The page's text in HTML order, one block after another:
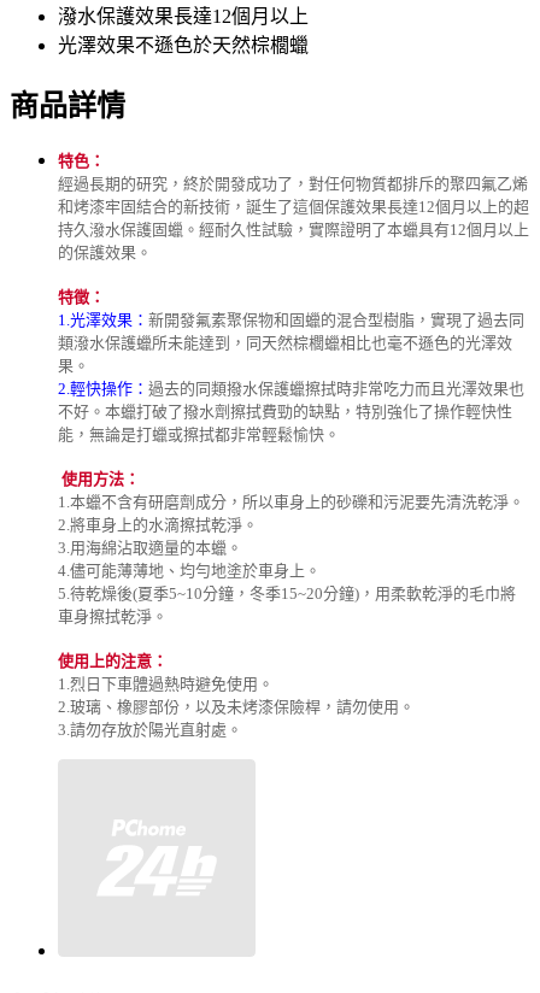
潑水保護效果長達12個月以上
光澤效果不遜色於天然棕櫚蠟
商品詳情
特色：
經過長期的研究，終於開發成功了，對任何物質都排斥的聚四氟乙烯
和烤漆牢固結合的新技術，誕生了這個保護效果長達12個月以上的超
持久潑水保護固蠟。經耐久性試驗，實際證明了本蠟具有12個月以上
的保護效果。
特徵：
1.光澤效果： 新開發氟素聚保物和固蠟的混合型樹脂，實現了過去同
類潑水保護蠟所未能達到，同天然棕櫚蠟相比也毫不遜色的光澤效
果。
2.輕快操作： 過去的同類撥水保護蠟擦拭時非常吃力而且光澤效果也
不好。本蠟打破了撥水劑擦拭費勁的缺點，特別強化了操作輕快性
能，無論是打蠟或擦拭都非常輕鬆愉快。
使用方法：
1.本蠟不含有研磨劑成分，所以車身上的砂礫和污泥要先清洗乾淨。
2.將車身上的水滴擦拭乾淨。
3.用海綿沾取適量的本蠟。
4.儘可能薄薄地、均勻地塗於車身上。
5.待乾燥後(夏季5~10分鐘，冬季15~20分鐘)，用柔軟乾淨的毛巾將
車身擦拭乾淨。
使用上的注意：
1.烈日下車體過熱時避免使用。
2.玻璃、橡膠部份，以及未烤漆保險桿，請勿使用。
3.請勿存放於陽光直射處。